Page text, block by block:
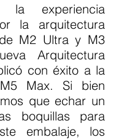
la experiencia
la arquitectura
M2 Ultra y M3
Arquitectura
con éxito a la
Max. Si bien
que echar un
boquillas para
embalaje, los